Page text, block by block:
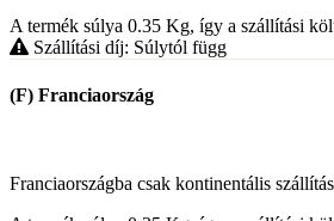
A termék súlya 0.35 Kg, így a szállítási
Szállítási díj: Súlytól függ
(F) Franciaország
Franciaországba csak kontinentális